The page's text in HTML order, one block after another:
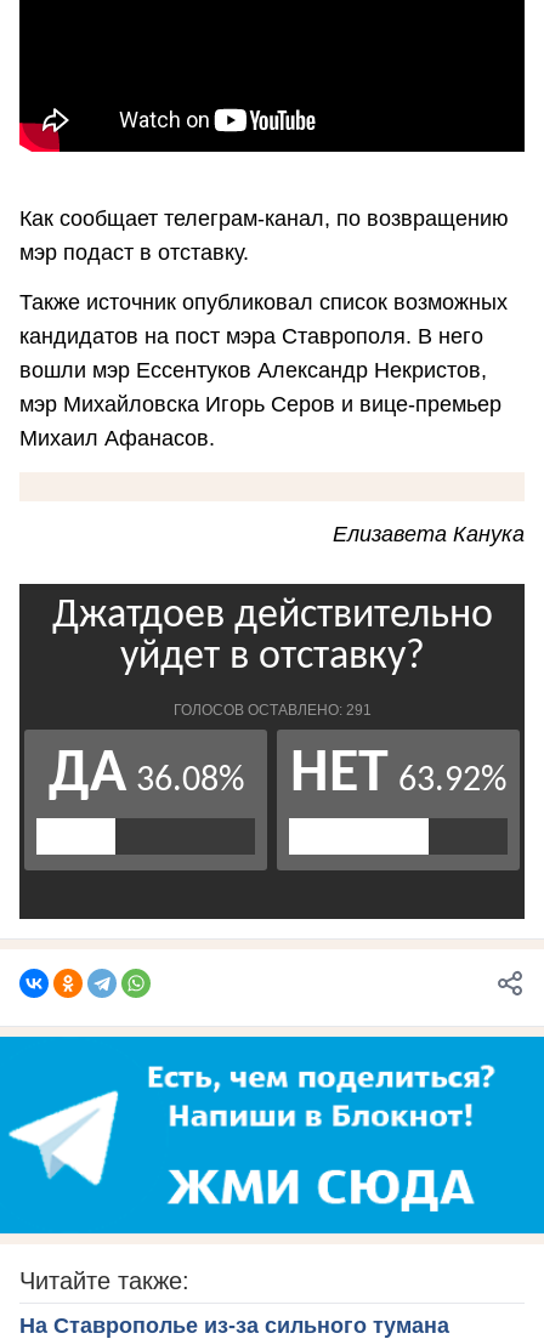
Как сообщает телеграм-канал, по возвращению
мэр подаст в отставку.
Также источник опубликовал список возможных
кандидатов на пост мэра Ставрополя. В него
вошли мэр Ессентуков Александр Некристов,
мэр Михайловска Игорь Серов и вице-премьер
Михаил Афанасов.
Елизавета Канука
Читайте также:
На Ставрополье из-за сильного тумана